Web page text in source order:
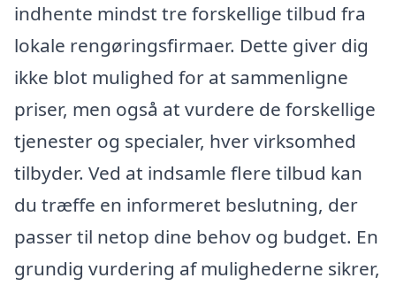
indhente mindst tre forskellige tilbud fra
lokale rengøringsfirmaer. Dette giver dig
ikke blot mulighed for at sammenligne
priser, men også at vurdere de forskellige
tjenester og specialer, hver virksomhed
tilbyder. Ved at indsamle flere tilbud kan
du træffe en informeret beslutning, der
passer til netop dine behov og budget. En
grundig vurdering af mulighederne sikrer,